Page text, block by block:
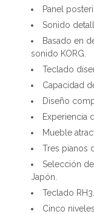
Panel
Sonido
Basado en
sonido KORG.
Teclado
Capacidad
Diseño
Experiencia
Mueble
Tres pianos
Selección
Japón.
Teclado RH3.
Cinco